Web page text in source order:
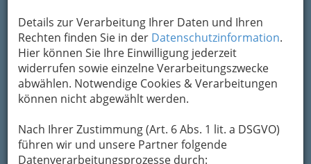
Details zur Verarbeitung Ihrer Daten und Ihren
Rechten finden Sie in der Datenschutzinformation.
Hier können Sie Ihre Einwilligung jederzeit
widerrufen sowie einzelne Verarbeitungszwecke
abwählen. Notwendige Cookies & Verarbeitungen
können nicht abgewählt werden.
Nach Ihrer Zustimmung (Art. 6 Abs. 1 lit. a DSGVO)
führen wir und unsere Partner folgende
Datenverarbeitungsprozesse durch:
gmd20091120 2848
Vergrößern